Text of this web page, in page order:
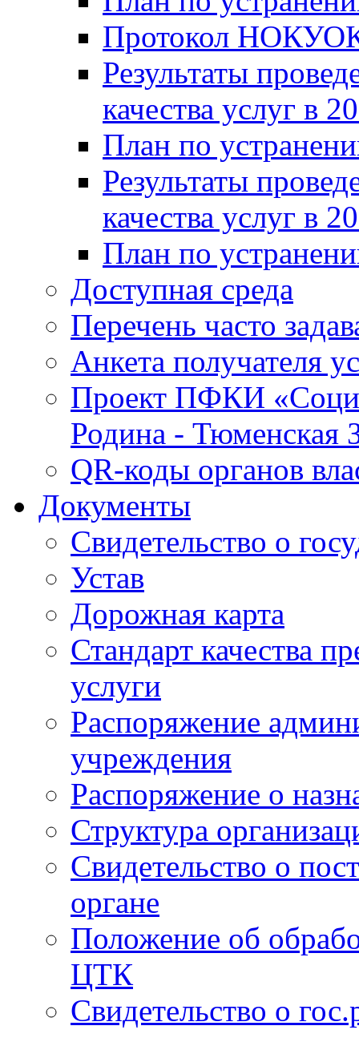
Протокол
Результаты
качества услуг в
План по
Результаты
качества услуг в
План по
Доступная среда
Перечень часто
Анкета получателя
Проект ПФКИ
Родина - Тюменская
QR-коды органов
Документы
Свидетельство о
Устав
Дорожная карта
Стандарт качества
услуги
Распоряжение
учреждения
Распоряжение о
Структура
Свидетельство о
органе
Положение об
ЦТК
Свидетельство о